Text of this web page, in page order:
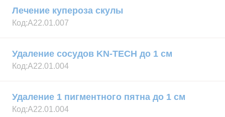
Лечение купероза скулы
Код:А22.01.007
Удаление сосудов KN-TECH до 1 см
Код:А22.01.004
Удаление 1 пигментного пятна до 1 см
Код:А22.01.004